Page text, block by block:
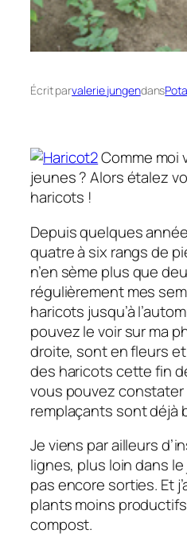
Écrit parvalerie jungendans
Comme moi
jeunes ? Alors étalez
haricots !
Depuis quelques
quatre à six rangs de
n’en sème plus que
régulièrement mes
haricots jusqu’à
pouvez le voir sur ma
droite, sont en fleurs
des haricots cette fin
vous pouvez constater
remplaçants sont déjà
Je viens par ailleurs
lignes, plus loin dans
pas encore sorties. Et
plants moins
compost.